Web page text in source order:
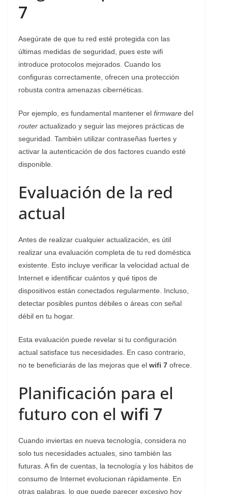
7
Asegúrate de que tu red esté protegida con las
últimas medidas de seguridad, pues este wifi
introduce protocolos mejorados. Cuando los
configuras correctamente, ofrecen una protección
robusta contra amenazas cibernéticas.
Por ejemplo, es fundamental mantener el firmware del
router actualizado y seguir las mejores prácticas de
seguridad. También utilizar contraseñas fuertes y
activar la autenticación de dos factores cuando esté
disponible.
Evaluación de la red
actual
Antes de realizar cualquier actualización, es útil
realizar una evaluación completa de tu red doméstica
existente. Esto incluye verificar la velocidad actual de
Internet e identificar cuántos y qué tipos de
dispositivos están conectados regularmente. Incluso,
detectar posibles puntos débiles o áreas con señal
débil en tu hogar.
Esta evaluación puede revelar si tu configuración
actual satisface tus necesidades. En caso contrario,
no te beneficiarás de las mejoras que el wifi 7 ofrece.
Planificación para el
futuro con el wifi 7
Cuando inviertas en nueva tecnología, considera no
solo tus necesidades actuales, sino también las
futuras. A fin de cuentas, la tecnología y los hábitos de
consumo de Internet evolucionan rápidamente. En
otras palabras, lo que puede parecer excesivo hoy